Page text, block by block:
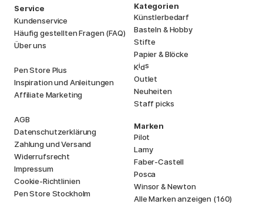
Service
Kundenservice
Häufig gestellten Fragen (FAQ)
Über uns
Pen Store Plus
Inspiration und Anleitungen
Affiliate Marketing
AGB
Datenschutzerklärung
Zahlung und Versand
Widerrufsrecht
Impressum
Cookie-Richtlinien
Pen Store Stockholm
Kategorien
Künstlerbedarf
Basteln & Hobby
Stifte
Papier & Blöcke
Kids
Outlet
Neuheiten
Staff picks
Marken
Pilot
Lamy
Faber-Castell
Posca
Winsor & Newton
Alle Marken anzeigen (160)